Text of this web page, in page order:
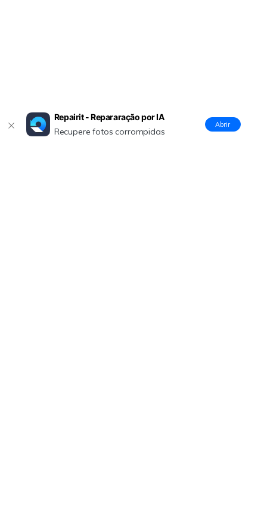
Repairit - Repararação por IA
Recupere fotos corrompidas
Abrir